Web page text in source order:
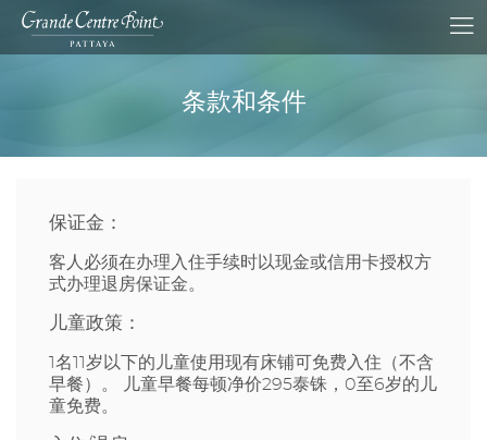
条款和条件
保证金：
客人必须在办理入住手续时以现金或信用卡授权方
式办理退房保证金。
儿童政策：
1名11岁以下的儿童使用现有床铺可免费入住（不含
早餐）。 儿童早餐每顿净价295泰铢，0至6岁的儿
童免费。